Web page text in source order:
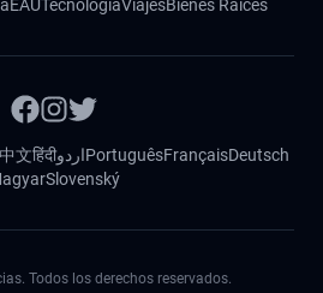
EAUTecnologíaViajesBienes Raíces
中文हिंदीاردوPortuguêsFrançaisDeutsch
Slovenský
Todos los derechos reservados.